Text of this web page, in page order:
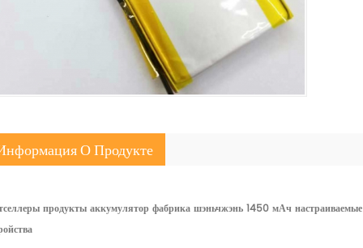
О Продукте
продукты аккумулятор фабрика шэньчжэнь 1450 мАч